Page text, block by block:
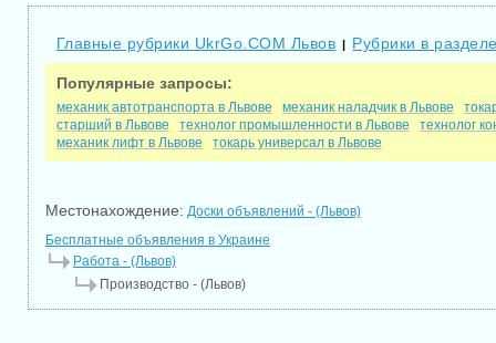
Главные рубрики UkrGo.COM Львов | Рубрики в
Популярные запросы:
механик автотранспорта в Львове механик наладчик в Львове
старший в Львове
технолог промышленности в Львове
технолог
механик лифт в Львове
токарь универсал в Львове
Местонахождение: Доски объявлений - (Львов)
Бесплатные объявления в Украине
Работа - (Львов)
Производство - (Львов)